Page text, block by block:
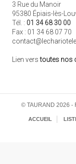
3 Rue du Manoir
95380 Épiais-lès-
Tél. : 01 34 68 30 00
Fax : 01 34 68 07 70
Lien verstoutes nos
© TAURAND 2026 -
ACCUEIL